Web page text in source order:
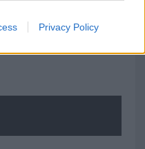
Privacy Policy